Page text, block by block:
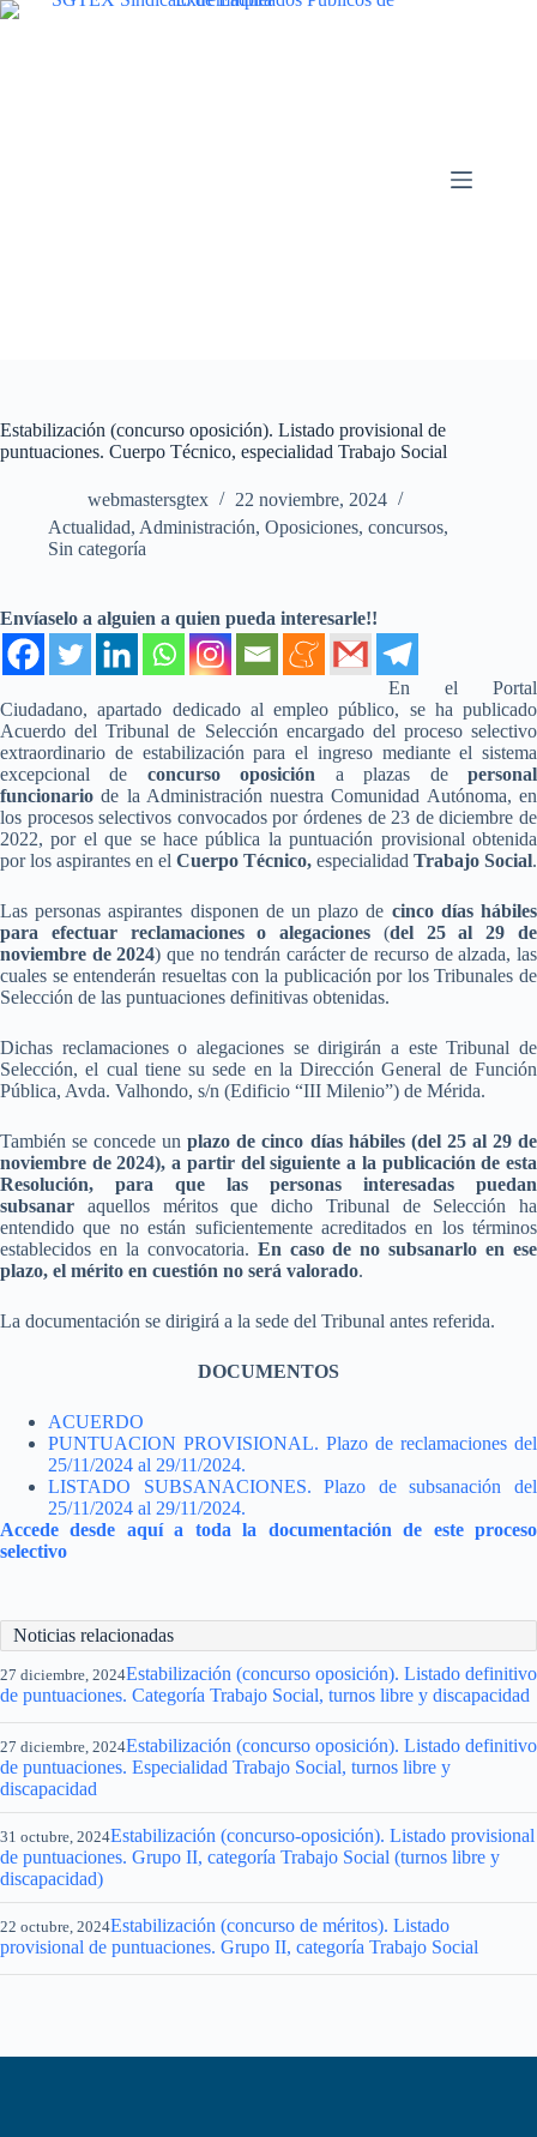
Saltar
Estabilización (concurso oposición). Listado provisional de
puntuaciones. Cuerpo Técnico, especialidad Trabajo Social
webmastersgtex
22 noviembre, 2024
Actualidad, Administración, Oposiciones, concursos,
Sin categoría
Envíaselo a alguien a quien pueda interesarle!!
En el Portal
Ciudadano, apartado dedicado al empleo público, se ha publicado
Acuerdo del Tribunal de Selección encargado del proceso selectivo
extraordinario de estabilización para el ingreso mediante el sistema
excepcional de concurso oposición a plazas depersonal
funcionario de la Administración nuestra Comunidad Autónoma, en
los procesos selectivos convocados por órdenes de 23 de diciembre de
2022, por el que se hace pública la puntuación provisional obtenida
por los aspirantes en el Cuerpo Técnico, especialidad Trabajo Social.
Las personas aspirantes disponen de un plazo de cinco días hábiles
para efectuar reclamaciones o alegaciones (del 25 al 29 de
noviembre de 2024) que no tendrán carácter de recurso de alzada, las
cuales se entenderán resueltas con la publicación por los Tribunales de
Selección de las puntuaciones definitivas obtenidas.
Dichas reclamaciones o alegaciones se dirigirán a este Tribunal de
Selección, el cual tiene su sede en la Dirección General de Función
Pública, Avda. Valhondo, s/n (Edificio “III Milenio”) de Mérida.
También se concede unplazo de cinco días hábiles (del 25 al 29 de
noviembre de 2024), a partir del siguiente a la publicación de esta
Resolución, para que las personas interesadas puedan
subsanar aquellos méritos que dicho Tribunal de Selección ha
entendido que no están suficientemente acreditados en los términos
establecidos en la convocatoria. En caso de no subsanarlo en ese
plazo, el mérito en cuestión no será valorado.
La documentación se dirigirá a la sede del Tribunal antes referida.
DOCUMENTOS
ACUERDO
PUNTUACION PROVISIONAL. Plazo de reclamaciones del
25/11/2024 al 29/11/2024.
LISTADO SUBSANACIONES. Plazo de subsanación del
25/11/2024 al 29/11/2024.
Accede desde aquí a toda la documentación de este proceso
selectivo
Noticias relacionadas
27 diciembre, 2024Estabilización (concurso oposición). Listado definitivo
de puntuaciones. Categoría Trabajo Social, turnos libre y discapacidad
27 diciembre, 2024Estabilización (concurso oposición). Listado definitivo
de puntuaciones. Especialidad Trabajo Social, turnos libre y
discapacidad
31 octubre, 2024Estabilización (concurso-oposición). Listado provisional
de puntuaciones. Grupo II, categoría Trabajo Social (turnos libre y
discapacidad)
22 octubre, 2024Estabilización (concurso de méritos). Listado
provisional de puntuaciones. Grupo II, categoría Trabajo Social